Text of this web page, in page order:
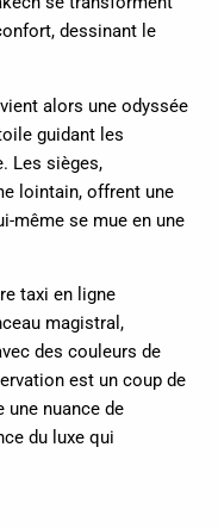
dessinant le
alors une odyssée
guidant les
Les sièges,
lointain, offrent une
même se mue en une
taxi en ligne
magistral,
des couleurs de
est un coup de
une nuance de
du luxe qui